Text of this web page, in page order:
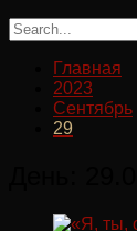
Главная
2023
Сентябрь
29